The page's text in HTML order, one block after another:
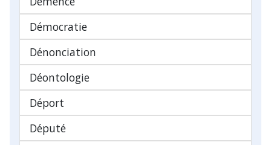
Démocratie
Dénonciation
Déontologie
Déport
Député